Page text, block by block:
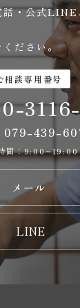
話・公式
ください。
相談専用番号
079-439-
間：9:00~19:00
メール
LINE